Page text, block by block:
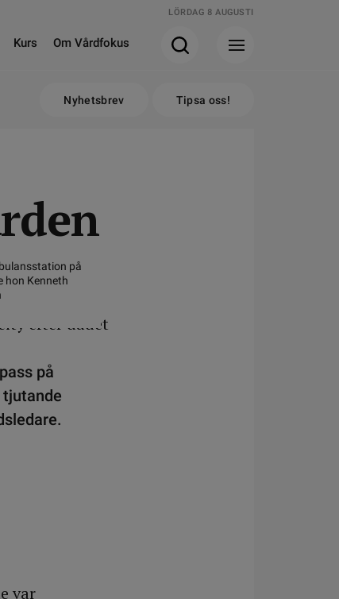
LÖRDAG 8 AUGUSTI
Kurs Om Vårdfokus
Nyhetsbrev Tipsa oss!
på
hon Kenneth
på
tjutande
var